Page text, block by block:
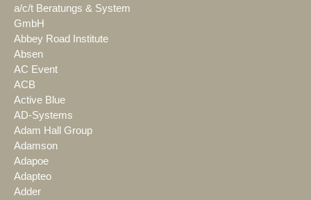
a/c/t Beratungs & System
GmbH
Abbey Road Institute
Absen
AC Event
ACB
Active Blue
AD-Systems
Adam Hall Group
Adamson
Adapoe
Adapteo
Adder